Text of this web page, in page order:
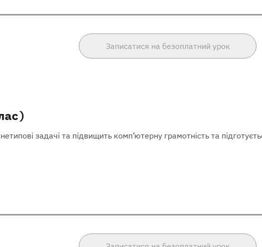
Записатися на безоплатний урок
задачі та підвищить комп’ютерну грамотність та